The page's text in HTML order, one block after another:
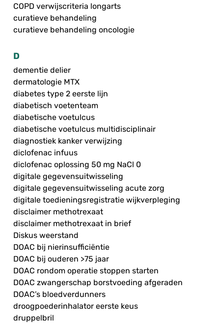
COPD verwijscriteria longarts
curatieve behandeling
curatieve behandeling oncologie
D
dementie delier
dermatologie MTX
diabetes type 2 eerste lijn
diabetisch voetenteam
diabetische voetulcus
diabetische voetulcus multidisciplinair
diagnostiek kanker verwijzing
diclofenac infuus
diclofenac oplossing 50 mg NaCl 0
digitale gegevensuitwisseling
digitale gegevensuitwisseling acute zorg
digitale toedieningsregistratie wijkverpleging
disclaimer methotrexaat
disclaimer methotrexaat in brief
Diskus weerstand
DOAC bij nierinsufficiëntie
DOAC bij ouderen >75 jaar
DOAC rondom operatie stoppen starten
DOAC zwangerschap borstvoeding afgeraden
DOAC’s bloedverdunners
droogpoederinhalator eerste keus
druppelbril